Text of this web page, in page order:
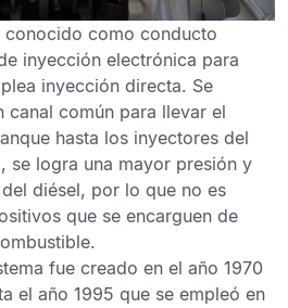
conocido como conducto
inyección electrónica para
inyección directa. Se
canal común para llevar el
hasta los inyectores del
se logra una mayor presión y
diésel, por lo que no es
que se encarguen de
fue creado en el año 1970
el año 1995 que se empleó en